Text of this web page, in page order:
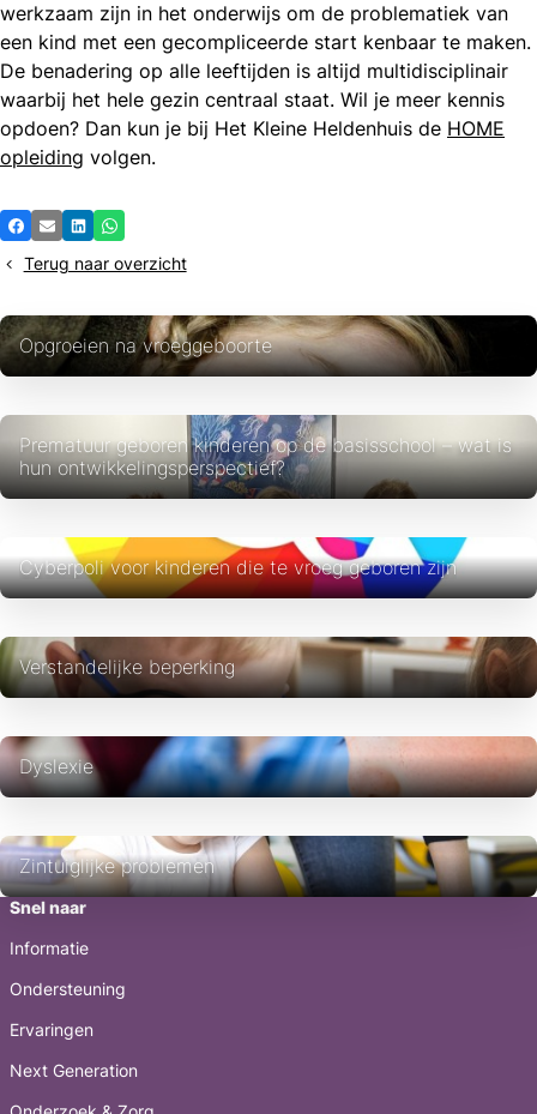
werkzaam zijn in het onderwijs om de problematiek van
een kind met een gecompliceerde start kenbaar te maken.
De benadering op alle leeftijden is altijd multidisciplinair
waarbij het hele gezin centraal staat. Wil je meer kennis
opdoen? Dan kun je bij Het Kleine Heldenhuis de HOME
opleiding volgen.
Deel
bericht
Facebook
E-mailLinkedInWhatsapp
Terug naar overzicht
Opgroeien na vroeggeboorte
Prematuur geboren kinderen op de basisschool – wat is
hun ontwikkelingsperspectief?
Cyberpoli voor kinderen die te vroeg geboren zijn
Verstandelijke beperking
Dyslexie
Zintuiglijke problemen
Snel naar
Informatie
Ondersteuning
Ervaringen
Next Generation